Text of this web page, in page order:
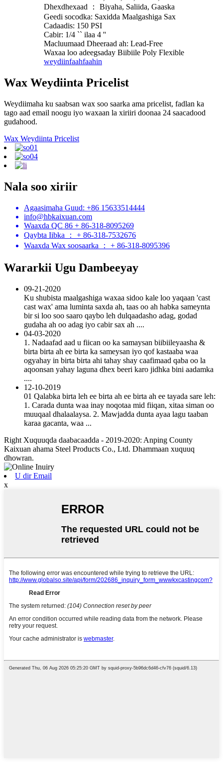
Dhexdhexaad ： Biyaha, Saliida, Gaaska
Geedi socodka: Saxidda Maalgashiga Sax
Cadaadis: 150 PSI
Cabir: 1/4 `` ilaa 4 ''
Macluumaad Dheeraad ah: Lead-Free
Waxaa loo adeegsaday Biibiile Poly Flexible
weydiinfaahfaahin
Wax Weydiinta Pricelist
Weydiimaha ku saabsan wax soo saarka ama pricelist, fadlan ka
tago aad email noogu iyo waxaan la xiriiri doonaa 24 saacadood
gudahood.
Wax Weydiinta Pricelist
Nala soo xiriir
Agaasimaha Guud: +86 15633514444
info@hbkaixuan.com
Waaxda QC 86 + 86-318-8095269
Qaybta Iibka ： + 86-318-7532676
Waaxda Wax soosaarka ： + 86-318-8095396
Wararkii Ugu Dambeeyay
09-21-2020
Ku shubista maalgashiga waxaa sidoo kale loo yaqaan 'cast
cast wax' ama luminta saxda ah, taas oo ah habka sameynta
bir si loo soo saaro qaybo leh dulqaadasho adag, godad
gudaha ah oo adag iyo cabir sax ah ....
04-03-2020
1. Nadaafad aad u fiican oo ka samaysan biibiileyaasha &
birta birta ah ee birta ka sameysan iyo qof kastaaba waa
ogyahay in birta birta ahi tahay shay caafimaad qaba oo la
aqoonsan yahay laguna dhex beeri karo jidhka bini aadamka
....
12-10-2019
01 Qalabka birta leh ee birta ah ee birta ah ee tayada sare leh:
1. Carada dunta waa inay noqotaa mid fiiqan, xitaa siman oo
muuqaal dhalaalaysa. 2. Mawjadda dunta ayaa lagu taaban
karaa gacanta, waa ...
Right Xuquuqda daabacaadda - 2019-2020: Anping County
Kaixuan ahama Steel Products Co., Ltd. Dhammaan xuquuq
dhowran.
U dir Email
x